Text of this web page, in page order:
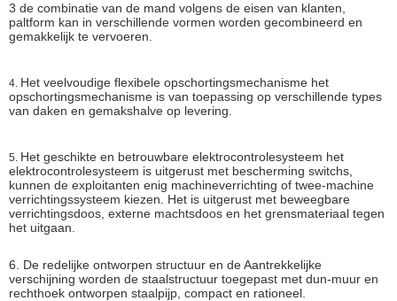
3 de combinatie van de mand volgens de eisen van klanten,
paltform kan in verschillende vormen worden gecombineerd en
gemakkelijk te vervoeren.
4. Het veelvoudige flexibele opschortingsmechanisme het
opschortingsmechanisme is van toepassing op verschillende types
van daken en gemakshalve op levering.
5. Het geschikte en betrouwbare elektrocontrolesysteem het
elektrocontrolesysteem is uitgerust met bescherming switchs,
kunnen de exploitanten enig machineverrichting of twee-machine
verrichtingssysteem kiezen. Het is uitgerust met beweegbare
verrichtingsdoos, externe machtsdoos en het grensmateriaal tegen
het uitgaan.
6. De redelijke ontworpen structuur en de Aantrekkelijke
verschijning worden de staalstructuur toegepast met dun-muur en
rechthoek ontworpen staalpijp, compact en rationeel.